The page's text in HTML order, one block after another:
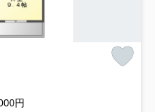
円